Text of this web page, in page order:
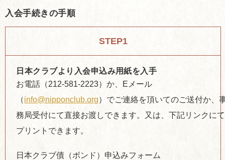
入会手続きの手順
STEP1
日本クラブより入会申込み用紙を入手
お電話（212-581-2223）か、Eメール
（info@nipponclub.org）でご連絡を頂いてのご送付か、
務局受付にて直接お渡しできます。又は、下記リンクにて
プリントできます。
日本クラブ債（ボンド）申込みフォーム